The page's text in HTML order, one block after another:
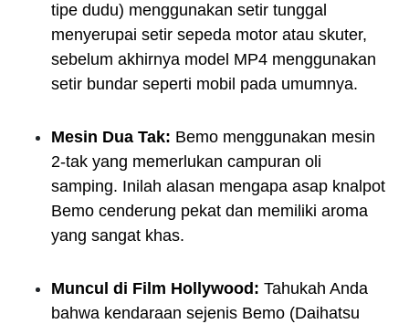
tipe dudu) menggunakan setir tunggal
menyerupai setir sepeda motor atau skuter,
sebelum akhirnya model MP4 menggunakan
setir bundar seperti mobil pada umumnya.
Mesin Dua Tak: Bemo menggunakan mesin
2-tak yang memerlukan campuran oli
samping. Inilah alasan mengapa asap knalpot
Bemo cenderung pekat dan memiliki aroma
yang sangat khas.
Muncul di Film Hollywood: Tahukah Anda
bahwa kendaraan sejenis Bemo (Daihatsu